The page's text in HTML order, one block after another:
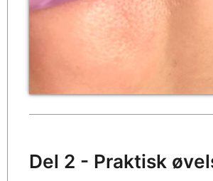
Del 2 - Praktisk